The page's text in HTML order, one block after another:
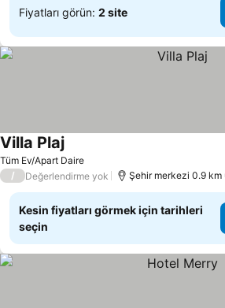
Fiyatları görün: 2 site
Tüm Ev/Apart Daire
Villa Plaj
/ Değerlendirme yok Şehir merkezi 0.9 km
Kesin fiyatları görmek için tarihleri
seçin